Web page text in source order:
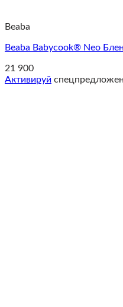
Beaba
Beaba Babycook® Neo
21 900
Активируй